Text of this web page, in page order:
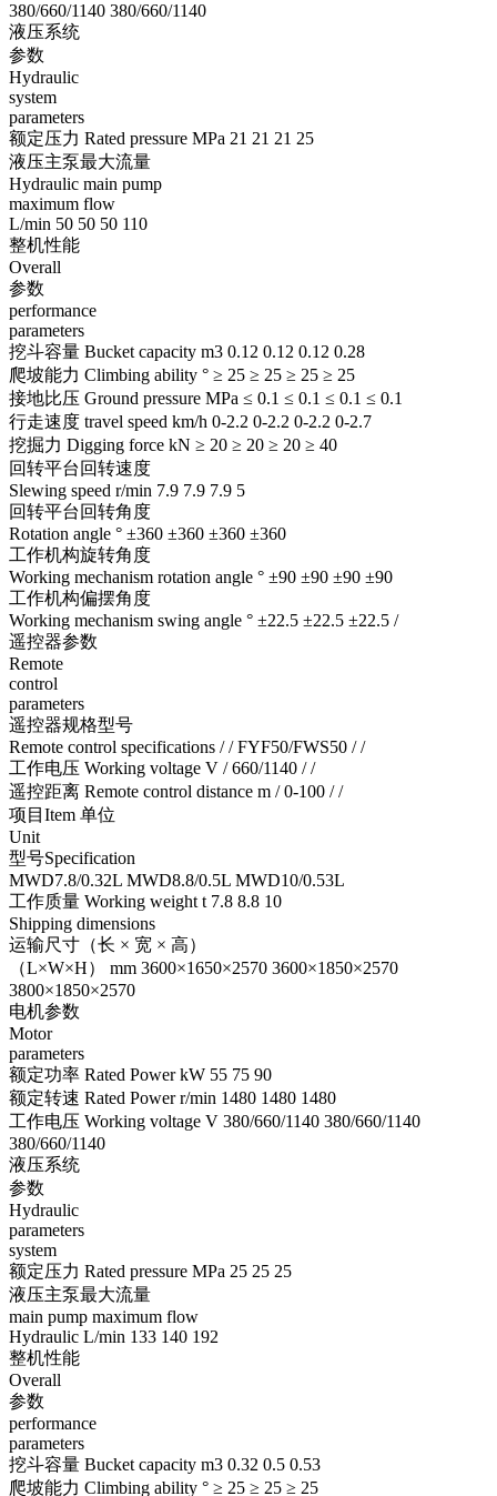
380/660/1140 380/660/1140
液压系统
参数
Hydraulic
system
parameters
额定压力 Rated pressure MPa 21 21 21 25
液压主泵最大流量
Hydraulic main pump
maximum flow
L/min 50 50 50 110
整机性能
Overall
参数
performance
parameters
挖斗容量 Bucket capacity m3 0.12 0.12 0.12 0.28
爬坡能力 Climbing ability ° ≥ 25 ≥ 25 ≥ 25 ≥ 25
接地比压 Ground pressure MPa ≤ 0.1 ≤ 0.1 ≤ 0.1 ≤ 0.1
行走速度 travel speed km/h 0-2.2 0-2.2 0-2.2 0-2.7
挖掘力 Digging force kN ≥ 20 ≥ 20 ≥ 20 ≥ 40
回转平台回转速度
Slewing speed r/min 7.9 7.9 7.9 5
回转平台回转角度
Rotation angle ° ±360 ±360 ±360 ±360
工作机构旋转角度
Working mechanism rotation angle ° ±90 ±90 ±90 ±90
工作机构偏摆角度
Working mechanism swing angle ° ±22.5 ±22.5 ±22.5 /
遥控器参数
Remote
control
parameters
遥控器规格型号
Remote control specifications / / FYF50/FWS50 / /
工作电压 Working voltage V / 660/1140 / /
遥控距离 Remote control distance m / 0-100 / /
项目Item 单位
Unit
型号Specification
MWD7.8/0.32L MWD8.8/0.5L MWD10/0.53L
工作质量 Working weight t 7.8 8.8 10
Shipping dimensions
运输尺寸（长 × 宽 × 高）
（L×W×H） mm 3600×1650×2570 3600×1850×2570
3800×1850×2570
电机参数
Motor
parameters
额定功率 Rated Power kW 55 75 90
额定转速 Rated Power r/min 1480 1480 1480
工作电压 Working voltage V 380/660/1140 380/660/1140
380/660/1140
液压系统
参数
Hydraulic
parameters
system
额定压力 Rated pressure MPa 25 25 25
液压主泵最大流量
main pump maximum flow
Hydraulic L/min 133 140 192
整机性能
Overall
参数
performance
parameters
挖斗容量 Bucket capacity m3 0.32 0.5 0.53
爬坡能力 Climbing ability ° ≥ 25 ≥ 25 ≥ 25